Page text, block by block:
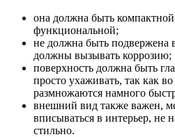
она должна быть
функциональной;
не должна быть подвержена
должны вызывать коррозию;
поверхность должна быть
просто ухаживать, так как
размножаются намного
внешний вид также важен,
вписываться в интерьер, не
стильно.